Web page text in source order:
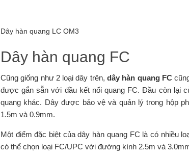
Dây hàn quang LC OM3
Dây hàn quang FC
Cũng giống như 2 loại dây trên,dây hàn quang FC
được gắn sẵn với đầu kết nối quang FC. Đầu còn lại
quang khác. Dây được bảo vệ và quản lý trong hộp
1.5m và 0.9mm.
Một điểm đặc biệt của dây hàn quang FC là có nhiều
có thể chọn loại FC/UPC với đường kính 2.5m và